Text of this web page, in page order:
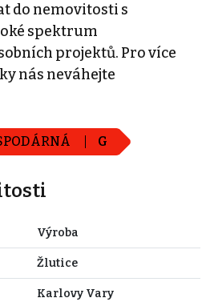
do nemovitosti s
spektrum
projektů. Pro více
nás neváhejte
G
Výroba
Žlutice
Karlovy Vary